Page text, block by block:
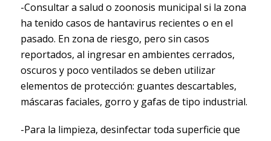
-Consultar a salud o zoonosis municipal si la zona
ha tenido casos de hantavirus recientes o en el
pasado. En zona de riesgo, pero sin casos
reportados, al ingresar en ambientes cerrados,
oscuros y poco ventilados se deben utilizar
elementos de protección: guantes descartables,
máscaras faciales, gorro y gafas de tipo industrial.
-Para la limpieza, desinfectar toda superficie que